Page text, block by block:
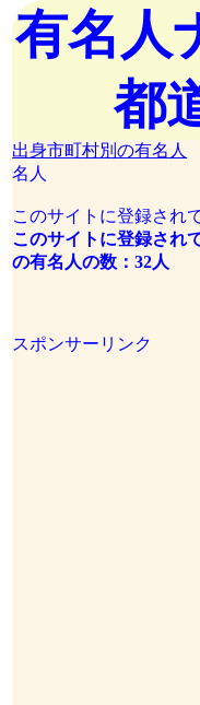
有名
都
出身市町村別の有名人
名人
このサイトに登録され
このサイトに登録され
の有名人の数：32人
スポンサーリンク